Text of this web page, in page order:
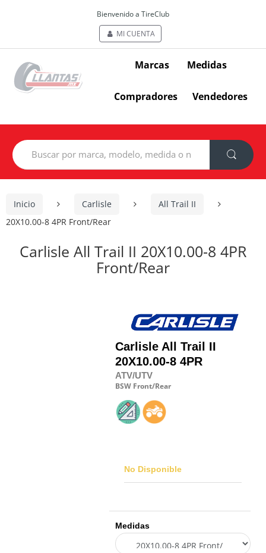
Bienvenido a TireClub
MI CUENTA
Marcas Medidas
Compradores Vendedores
Search
for:
Inicio Carlisle
All Trail II
20X10.00-8 4PR Front/Rear
Carlisle All Trail II 20X10.00-8 4PR
Front/Rear
Carlisle All Trail II
20X10.00-8 4PR
ATV/UTV
BSW Front/Rear
No Disponible
Medidas